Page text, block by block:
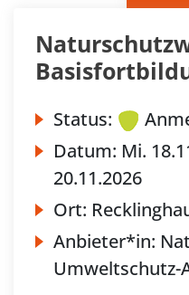
Status:
Datum: Mi.
20.11.2026
Ort:
Anbieter*in:
Umweltschutz-